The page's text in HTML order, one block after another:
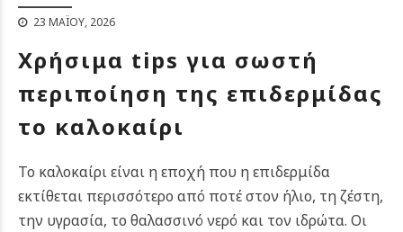
23 ΜΑΪ́ΟΥ, 2026
Χρήσιμα tips για σωστή
περιποίηση της επιδερμίδας
το καλοκαίρι
Το καλοκαίρι είναι η εποχή που η επιδερμίδα
εκτίθεται περισσότερο από ποτέ στον ήλιο, τη ζέστη,
την υγρασία, το θαλασσινό νερό και τον ιδρώτα. Οι